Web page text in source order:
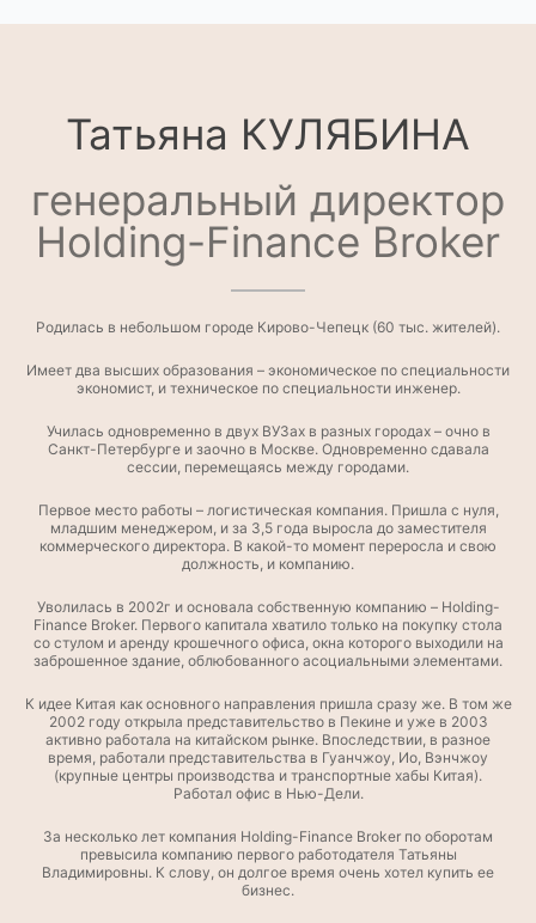
Татьяна КУЛЯБИНА
генеральный директор
Holding-Finance Broker
Родилась в небольшом городе Кирово-Чепецк (60 тыс. жителей).
Имеет два высших образования – экономическое по специальности
экономист, и техническое по специальности инженер.
Училась одновременно в двух ВУЗах в разных городах – очно в
Санкт-Петербурге и заочно в Москве. Одновременно сдавала
сессии, перемещаясь между городами.
Первое место работы – логистическая компания. Пришла с нуля,
младшим менеджером, и за 3,5 года выросла до заместителя
коммерческого директора. В какой-то момент переросла и свою
должность, и компанию.
Уволилась в 2002г и основала собственную компанию – Holding-
Finanсe Broker. Первого капитала хватило только на покупку стола
со стулом и аренду крошечного офиса, окна которого выходили на
заброшенное здание, облюбованного асоциальными элементами.
К идее Китая как основного направления пришла сразу же. В том же
2002 году открыла представительство в Пекине и уже в 2003
активно работала на китайском рынке. Впоследствии, в разное
время, работали представительства в Гуанчжоу, Ио, Вэнчжоу
(крупные центры производства и транспортные хабы Китая).
Работал офис в Нью-Дели.
За несколько лет компания Holding-Finanсe Broker по оборотам
превысила компанию первого работодателя Татьяны
Владимировны. К слову, он долгое время очень хотел купить ее
бизнес.